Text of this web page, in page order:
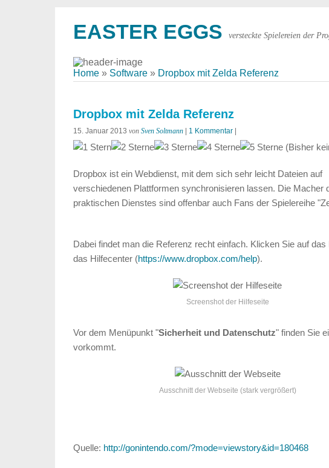
EASTER EGGS versteckte Spielereien der
Home » Software » Dropbox mit Zelda Referenz
Dropbox mit Zelda Referenz
15. Januar 2013 von Sven Soltmann 1 Kommentar
(Bisher
Dropbox ist ein Webdienst, mit dem sich sehr leicht Dateien auf
verschiedenen Plattformen synchronisieren lassen. Die Macher
praktischen Dienstes sind offenbar auch Fans der Spielereihe
Dabei findet man die Referenz recht einfach. Klicken Sie auf
das Hilfecenter (https://www.dropbox.com/help).
Screenshot der Hilfeseite
Vor dem Menüpunkt "Sicherheit und Datenschutz" finden Sie
vorkommt.
Ausschnitt der Webseite (stark vergrößert)
Quelle: http://gonintendo.com/?mode=viewstory&id=180468